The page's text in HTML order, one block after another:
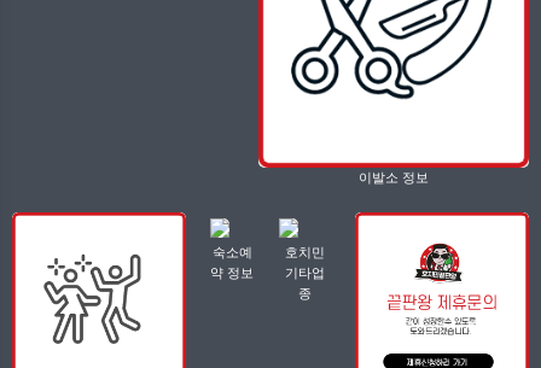
이발소 정보
숙소예
약 정보
호치민
기타업
종